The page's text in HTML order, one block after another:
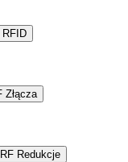
RFID
Złącza
Redukcje